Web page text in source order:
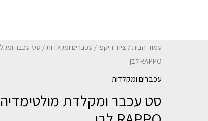
עמוד הבית/ ציוד היקפי/ עכברים ומקלדות/ סט עכבר
RAPPO לבן
עכברים ומקלדות
סט עכבר ומקלדת מולטימדיה